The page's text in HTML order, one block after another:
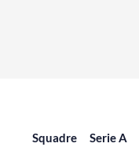
Squadre Serie A